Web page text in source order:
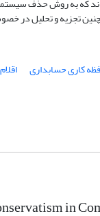
تجزیه و تحلیل در
کاری حسابداری
in